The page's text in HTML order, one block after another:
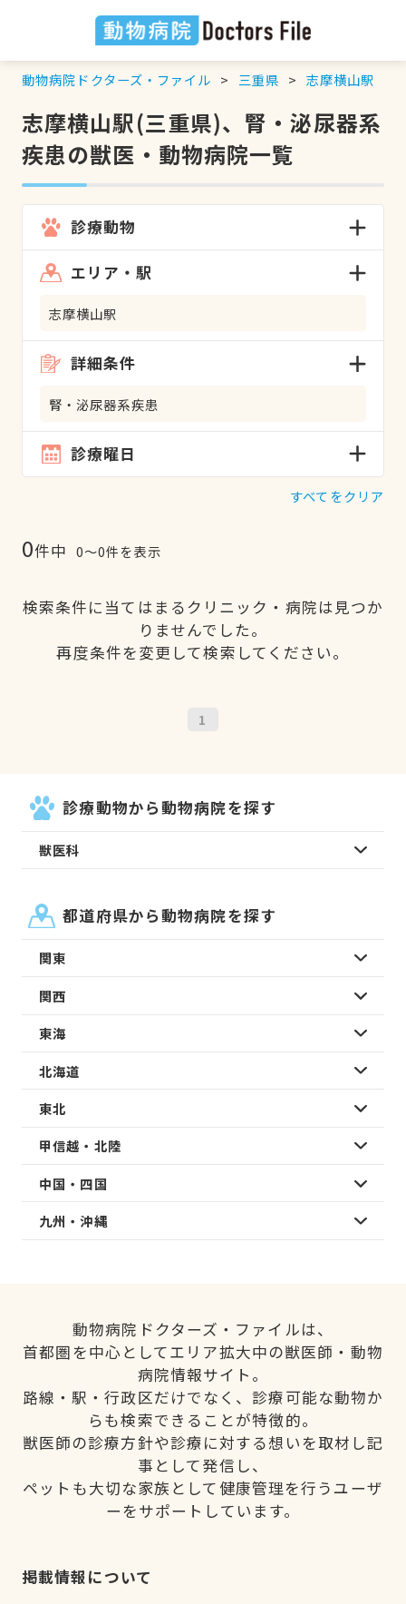
動物病院ドクターズ・ファイル 三重県 志摩横山駅
志摩横山駅(三重県)、腎・泌尿器系
疾患の獣医・動物病院一覧
診療動物
エリア・駅
志摩横山駅
詳細条件
腎・泌尿器系疾患
診療曜日
すべてをクリア
0件中 0〜0件を表示
検索条件に当てはまるクリニック・病院は見つか
りませんでした。
再度条件を変更して検索してください。
1
診療動物から動物病院を探す
獣医科
都道府県から動物病院を探す
関東
関西
東海
北海道
東北
甲信越・北陸
中国・四国
九州・沖縄
動物病院ドクターズ・ファイルは、
首都圏を中心としてエリア拡大中の獣医師・動物
病院情報サイト。
路線・駅・行政区だけでなく、診療可能な動物か
らも検索できることが特徴的。
獣医師の診療方針や診療に対する想いを取材し記
事として発信し、
ペットも大切な家族として健康管理を行うユーザ
ーをサポートしています。
掲載情報について